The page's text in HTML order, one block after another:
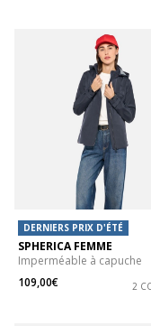
DERNIERS PRIX D'ÉTÉ
SPHERICA FEMME
Imperméable à capuche
109,00€
2